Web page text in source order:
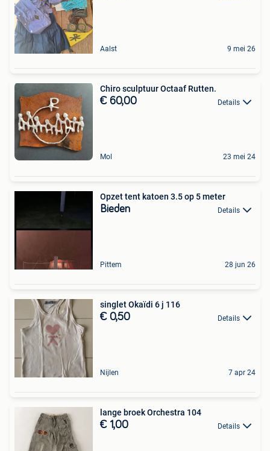
Aalst 9 mei 26
Chiro sculptuur Octaaf Rutten.
€ 60,00 Details
Mol 23 mei 24
Opzet tent katoen 3.5 op 5 meter
Bieden Details
Pittem 28 jun 26
singlet Okaïdi 6 j 116
€ 0,50 Details
Nijlen 7 apr 24
lange broek Orchestra 104
€ 1,00 Details